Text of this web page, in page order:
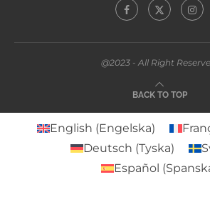
@2023 - All Right
BACK TO TOP
English (Engelska)
Deutsch (Tyska)
Español (